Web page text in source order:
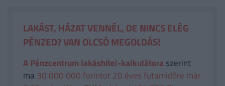
LAKÁST, HÁZAT VENNÉL, DE NINCS ELÉG
PÉNZED? VAN OLCSÓ MEGOLDÁS!
A Pénzcentrum lakáshitel-kalkulátora szerint
ma 30 000 000 forintot 20 éves futamidőre már